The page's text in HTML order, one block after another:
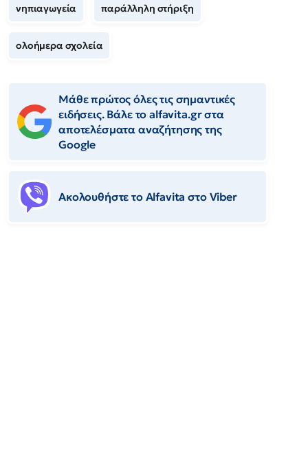
νηπιαγωγεία παράλληλη στήριξη
ολοήμερα σχολεία
Μάθε πρώτος όλες τις σημαντικές
ειδήσεις. Βάλε το alfavita.gr στα
αποτελέσματα αναζήτησης της
Google
Ακολουθήστε το Αlfavita στο Viber